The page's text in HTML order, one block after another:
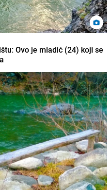
Ovo je mladić (24) koji se